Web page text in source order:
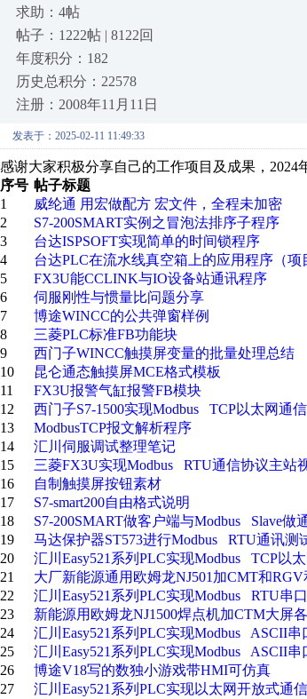
求助：4帖
帖子：1222帖 | 8122回
年度积分：182
历史总积分：22578
注册：2008年11月11日
发表于：2025-02-11 11:49:33
感谢大家积极分享自己的工作项目及成果，2024
序号 帖子标题
1
威纶通 用宏做配方 宏文件，全程未加密
2
S7-200SMART实例之冒泡法排序子程序
3
台达ISPSOFT实现简单的时间锁程序
4
台达PLC在流水线真空箱上的应用程序（项
5
FX3U能CCLINK与IO设备站通讯程序
6
伺服刚性与惯量比问题分享
7
博途WINCC的公共弹窗样例
8
三菱PLC标准FB功能块
9
西门子WINCC触摸屏变量的批量处理总结
10
昆仑通态触摸屏MCE格式模板
11
FX3U报警气缸报警FB模块
12
西门子S7-1500实现Modbus TCP以太网通
13
ModbusTCP报文解析程序
14
汇川伺服调试整理笔记
15
三菱FX3U实现Modbus RTU通信协议主站
16
自制触摸屏按钮素材
17
S7-smart200自由格式说明
18
S7-200SMART做客户端与Modbus Slave做
19
马达保护器ST573进行Modbus RTU通讯测
20
汇川Easy521系列PLC实现Modbus TCP以
21
大厂新能源通用欧姆龙NJ501加CMT和RGV
22
汇川Easy521系列PLC实现Modbus RTU串
23
新能源用欧姆龙NJ1500焊点机加CTM大屏
24
汇川Easy521系列PLC实现Modbus ASCII
25
汇川Easy521系列PLC实现Modbus ASCII
26
博途V18写的数独小游戏带HMI可仿真
27
汇川Easy521系列PLC实现以太网开放式通